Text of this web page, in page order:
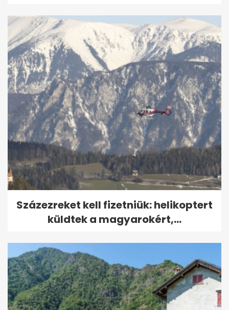
Százezreket kell fizetniük: helikoptert
küldtek a magyarokért,...